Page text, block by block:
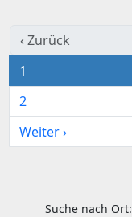
‹ Zurück
1
2
Weiter ›
Suche nach Ort: